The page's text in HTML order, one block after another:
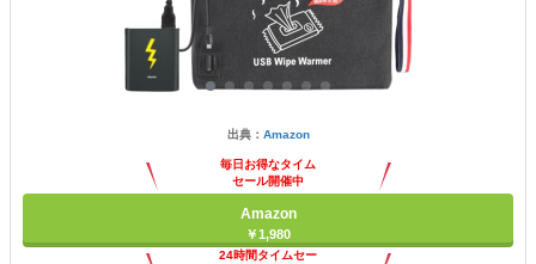
出典： Amazon
毎日お得なタイム
セール開催中
Amazon
￥1,980
24時間タイムセー